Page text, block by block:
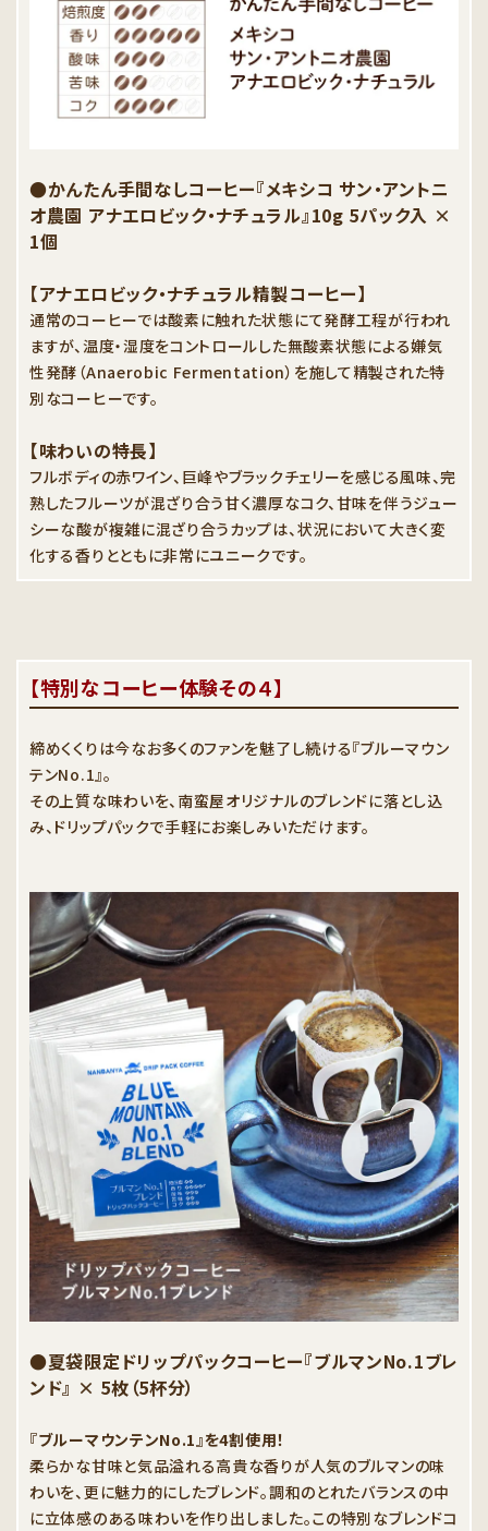
●かんたん手間なしコーヒー『メキシコ サン・アントニ
オ農園 アナエロビック・ナチュラル』10g 5パック入 ×
1個
【アナエロビック・ナチュラル精製コーヒー】
通常のコーヒーでは酸素に触れた状態にて発酵工程が行われ
ますが、温度・湿度をコントロールした無酸素状態による嫌気
性発酵（Anaerobic Fermentation）を施して精製された特
別なコーヒーです。
【味わいの特長】
フルボディの赤ワイン、巨峰やブラックチェリーを感じる風味、完
熟したフルーツが混ざり合う甘く濃厚なコク、甘味を伴うジュー
シーな酸が複雑に混ざり合うカップは、状況において大きく変
化する香りとともに非常にユニークです。
【特別なコーヒー体験その４】
締めくくりは今なお多くのファンを魅了し続ける『ブルーマウン
テンNo.1』。
その上質な味わいを、南蛮屋オリジナルのブレンドに落とし込
み、ドリップパックで手軽にお楽しみいただけます。
●夏袋限定ドリップパックコーヒー『ブルマンNo.1ブレ
ンド』 × 5枚（5杯分）
『ブルーマウンテンNo.1』を4割使用！
柔らかな甘味と気品溢れる高貴な香りが人気のブルマンの味
わいを、更に魅力的にしたブレンド。調和のとれたバランスの中
に立体感のある味わいを作り出しました。この特別なブレンドコ